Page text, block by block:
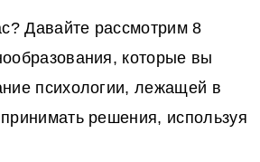
Давайте рассмотрим 8
которые вы
психологии, лежащей в
решения, используя